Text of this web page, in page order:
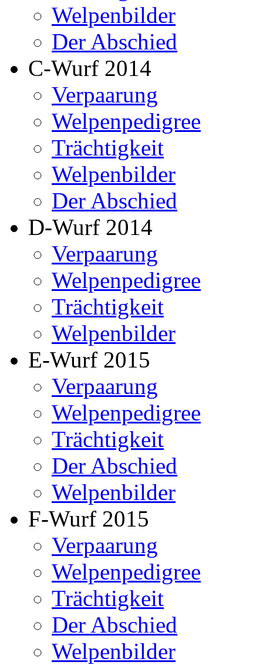
Welpenbilder
Der Abschied
C-Wurf 2014
Verpaarung
Welpenpedigree
Trächtigkeit
Welpenbilder
Der Abschied
D-Wurf 2014
Verpaarung
Welpenpedigree
Trächtigkeit
Welpenbilder
E-Wurf 2015
Verpaarung
Welpenpedigree
Trächtigkeit
Der Abschied
Welpenbilder
F-Wurf 2015
Verpaarung
Welpenpedigree
Trächtigkeit
Der Abschied
Welpenbilder